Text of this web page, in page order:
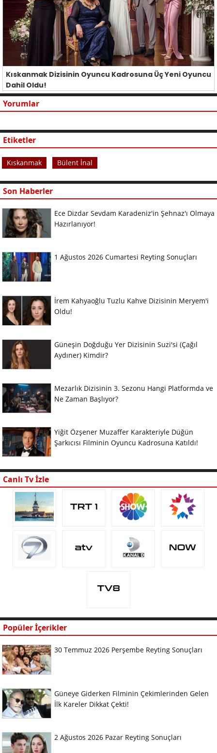
Kıskanmak Dizisinin Oyuncu Kadrosuna Üç Yeni Oyuncu
Dahil Oldu!
Yorumlar
Etiketler
Kıskanmak Bülent İnal
Son Haberler
Ece Dizdar Sevdam Karadeniz'in Şehnaz'ı Olmaya
Hazırlanıyor!
1 Ağustos 2026 Cumartesi Reyting Sonuçları
İrem Kahyaoğlu Tuzlu Kahve Dizisinin Meryem'i
Oldu!
Güneşin Doğduğu Yer Dizisinin Suzi'si (Çağıl
Aydıner) Kimdir?
Mezarlık Dizisinin 3. Sezonu Hangi Platformda ve
Ne Zaman Başlıyor?
Yiğit Özşener Muzaffer Karakteriyle Düğün
Şarkıcısı Filminin Oyuncu Kadrosuna Katıldı!
Canlı Tv İzle
Popüler İçerikler
30 Temmuz 2026 Perşembe Reyting Sonuçları
Güneye Giderken Filminin Çekimlerinden Gelen
İlk Kareler Dikkat Çekti!
2 Ağustos 2026 Pazar Reyting Sonuçları